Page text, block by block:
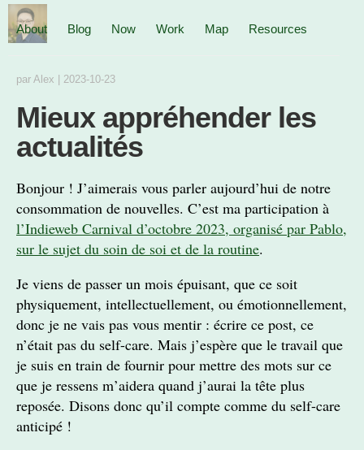
About Blog Now Work Map Resources
par Alex 2023-10-23
Mieux appréhender les
actualités
Bonjour ! J’aimerais vous parler aujourd’hui de notre
consommation de nouvelles. C’est ma participation à
l’Indieweb Carnival d’octobre 2023, organisé par Pablo,
sur le sujet du soin de soi et de la routine.
Je viens de passer un mois épuisant, que ce soit
physiquement, intellectuellement, ou émotionnellement,
donc je ne vais pas vous mentir : écrire ce post, ce
n’était pas du self-care. Mais j’espère que le travail que
je suis en train de fournir pour mettre des mots sur ce
que je ressens m’aidera quand j’aurai la tête plus
reposée. Disons donc qu’il compte comme du self-care
anticipé !